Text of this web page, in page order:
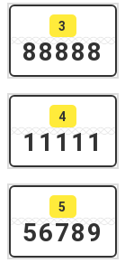
3
88888
4
11111
5
56789